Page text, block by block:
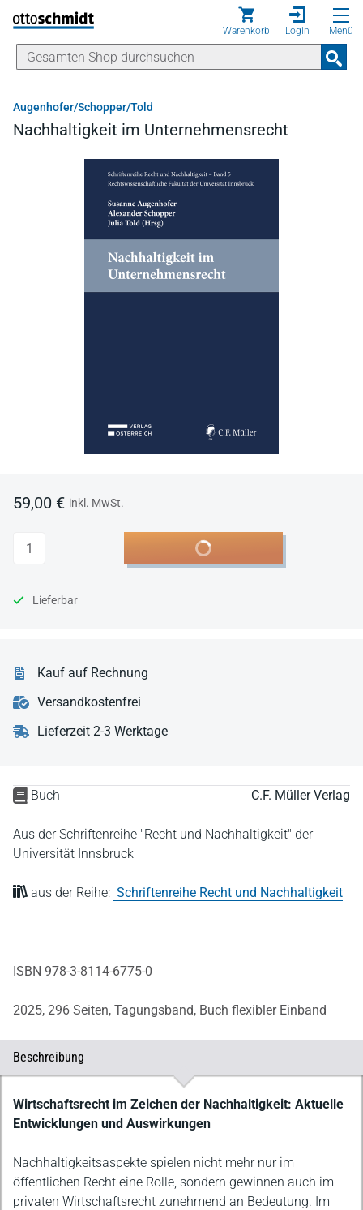
Direkt zum Inhalt
Warenkorb Login Menü
Augenhofer/Schopper/Told
Nachhaltigkeit im Unternehmensrecht
Buch C.F. Müller Verlag
Aus der Schriftenreihe "Recht und Nachhaltigkeit" der
Universität Innsbruck
aus der Reihe: Schriftenreihe Recht und Nachhaltigkeit
ISBN 978-3-8114-6775-0
2025, 296 Seiten, Tagungsband, Buch flexibler Einband
59,00 € inkl. MwSt.
Anzahl In den Warenkorb
Lieferbar
Kauf auf Rechnung
Versandkostenfrei
Lieferzeit 2-3 Werktage
Beschreibung
Beschreibung
Wirtschaftsrecht im Zeichen der Nachhaltigkeit: Aktuelle
Entwicklungen und Auswirkungen
Nachhaltigkeitsaspekte spielen nicht mehr nur im
öffentlichen Recht eine Rolle, sondern gewinnen auch im
privaten Wirtschaftsrecht zunehmend an Bedeutung. Im